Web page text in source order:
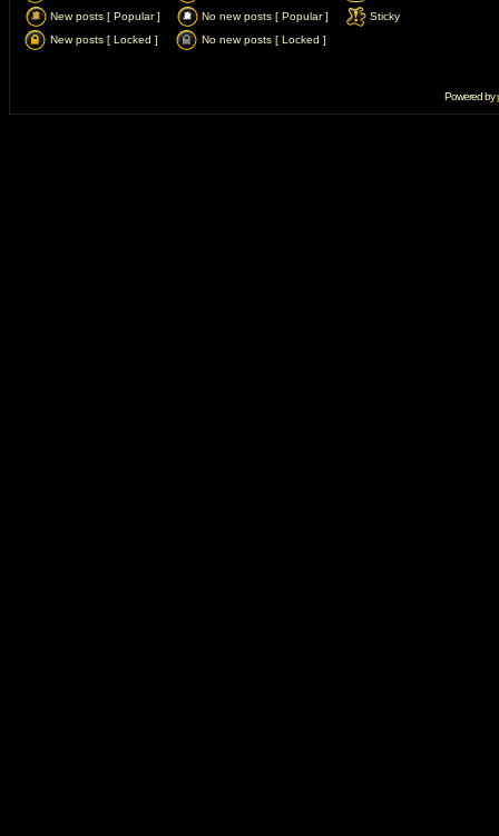
New posts [ Popular ]
No new posts [ Popular ]
Sticky
New posts [ Locked ]
No new posts [ Locked ]
Powered by